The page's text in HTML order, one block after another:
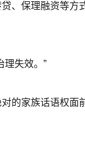
、保理融资等方
理失效。”
的家族话语权面